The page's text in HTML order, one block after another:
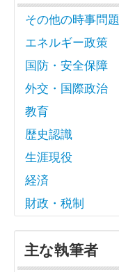
その他の時事問題
エネルギー政策
国防・安全保障
外交・国際政治
教育
歴史認識
生涯現役
経済
財政・税制
主な執筆者